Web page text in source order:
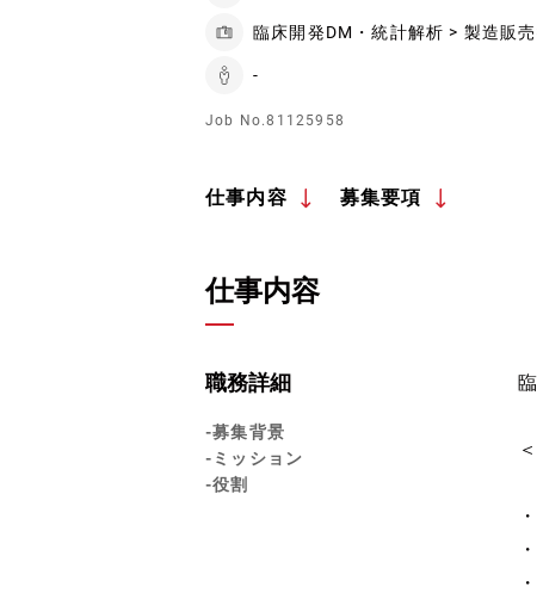
臨床開発DM・統計解析 > 製造販
-
Job No.81125958
仕事内容 募集要項
仕事内容
職務詳細
-募集背景
-ミッション
-役割